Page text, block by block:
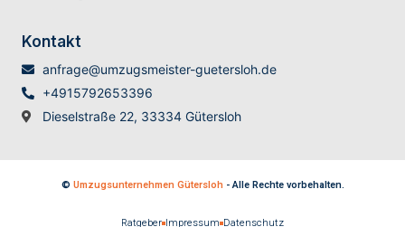
Kontakt
anfrage@umzugsmeister-guetersloh.de
+4915792653396
Dieselstraße 22, 33334 Gütersloh
© Umzugsunternehmen Gütersloh - Alle Rechte vorbehalten.
Ratgeber Impressum Datenschutz